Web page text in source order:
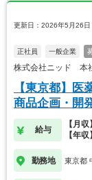
更新日：2026年5月26日
正社員 一般企業
株式会社ニッド 本
【東京都】
商品企画・開
給与
【月
【年
勤務地 東京都